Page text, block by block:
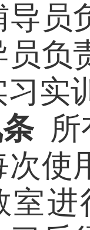
导员
员负
习实
次使
室